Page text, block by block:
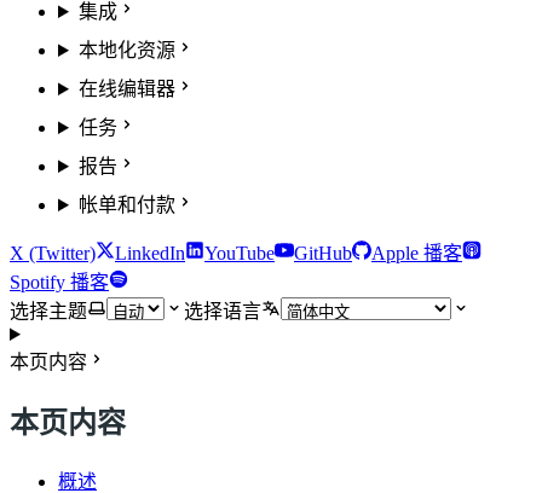
集成
本地化资源
在线编辑器
任务
报告
帐单和付款
X (Twitter) LinkedIn YouTube GitHub
Apple 播客
Spotify 播客
选择主题
选择语言
本页内容
本页内容
概述